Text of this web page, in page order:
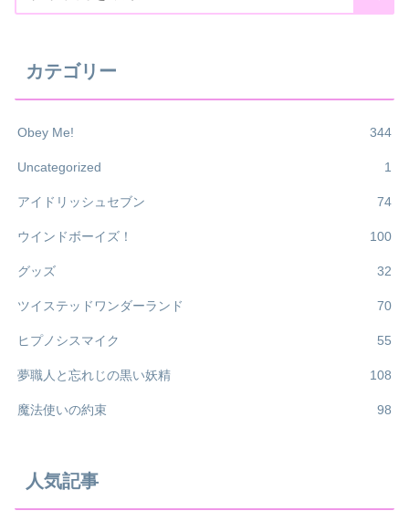
カテゴリー
Obey Me! 344
Uncategorized 1
アイドリッシュセブン 74
ウインドボーイズ！ 100
グッズ 32
ツイステッドワンダーランド 70
ヒプノシスマイク 55
夢職人と忘れじの黒い妖精 108
魔法使いの約束 98
人気記事